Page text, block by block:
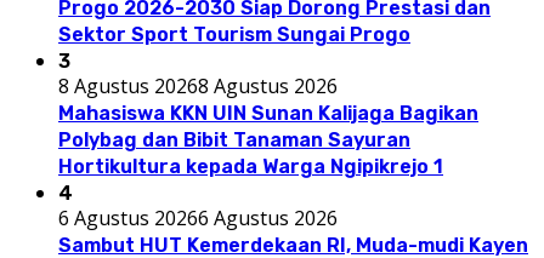
Progo 2026-2030 Siap Dorong Prestasi dan
Sektor Sport Tourism Sungai Progo
3
8 Agustus 20268 Agustus 2026
Mahasiswa KKN UIN Sunan Kalijaga Bagikan
Polybag dan Bibit Tanaman Sayuran
Hortikultura kepada Warga Ngipikrejo 1
4
6 Agustus 20266 Agustus 2026
Sambut HUT Kemerdekaan RI, Muda-mudi Kayen